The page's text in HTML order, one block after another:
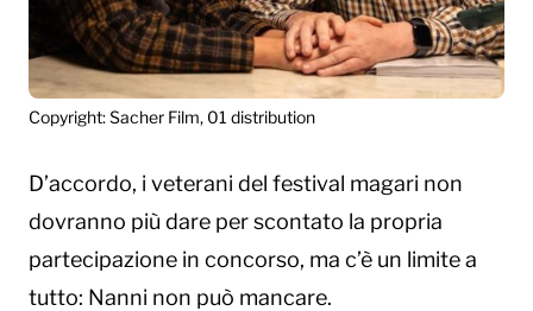
Copyright: Sacher Film, 01 distribution
D’accordo, i veterani del festival magari non
dovranno più dare per scontato la propria
partecipazione in concorso, ma c’è un limite a
tutto: Nanni non può mancare.